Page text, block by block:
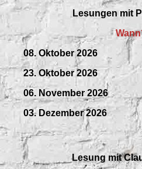
Lesungen mit
08. Oktober 2026
23. Oktober 2026
06. November 2026
03. Dezember 2026
Lesung mit